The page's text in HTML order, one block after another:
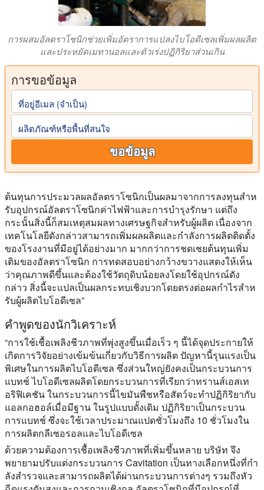
การผสมอัลตราโซนิกช่วยเพิ่มอัตราการแปลงไบโอดีเซลเพิ่มผลผลิต
และประหยัดเมทานอลและตัวเร่งปฏิกิริยาส่วนเกิน
การขอข้อมูล
ที่อยู่อีเมล (จําเป็น)
ผลิตภัณฑ์หรือพื้นที่สนใจ
ขอข้อมูล
ต้นทุนการประมวลผลอัลตราโซนิกเป็นผลมาจากการลงทุนสําห
รับอุปกรณ์อัลตราโซนิกค่าไฟฟ้าและการบํารุงรักษา แต่ถึง
กระนั้นสิ่งนี้ก็สมเหตุสมผลทางเศรษฐกิจสําหรับผู้ผลิต เนื่องจาก
เทคโนโลยีดังกล่าวสามารถเพิ่มผลผลิตและกําลังการผลิตติดตั้ง
ของโรงงานที่มีอยู่ได้อย่างมาก มากกว่าการชดเชยต้นทุนเพิ่ม
เติมของอัลตราโซนิก การทดสอบอย่างกว้างขวางแสดงให้เห็น
ว่าคุณภาพดีขึ้นและต้องใช้วัตถุดิบน้อยลงโดยใช้อุปกรณ์ดัง
กล่าว สิ่งนี้จะแปลเป็นผลกระทบเชิงบวกโดยตรงต่อผลกําไรสําห
รับผู้ผลิตไบโอดีเซล”
คําพูดของนักวิเคราะห์
“การใช้เชื้อเพลิงชีวภาพที่พุ่งสูงขึ้นเมื่อเร็ว ๆ นี้ได้จุดประกายให้
เกิดการวิจัยอย่างเข้มข้นเกี่ยวกับวิธีการผลิต ปัญหานี้รุนแรงเป็น
พิเศษในการผลิตไบโอดีเซล ซึ่งส่วนใหญ่ยังคงเป็นกระบวนการ
แบทช์ ไบโอดีเซลผลิตโดยกระบวนการที่เรียกว่าทรานส์เอสเท
อริฟิเคชัน ในกระบวนการนี้ไขมันพืชหรือสัตว์จะทําปฏิกิริยากับ
แอลกอฮอล์เมื่อมีฐาน ในรูปแบบดั้งเดิม ปฏิกิริยาเป็นกระบวน
การแบทช์ ซึ่งจะใช้เวลาประมาณแปดชั่วโมงถึง 10 ชั่วโมงใน
การผลิตกลีเซอรอลและไบโอดีเซล
ด้วยความต้องการเชื้อเพลิงชีวภาพที่เพิ่มขึ้นหลาย บริษัท จึง
พยายามปรับแต่งกระบวนการ Cavitation เป็นทางเลือกหนึ่งที่กํา
ลังสํารวจและสามารถผลิตได้ผ่านกระบวนการต่างๆ รวมถึงหัว